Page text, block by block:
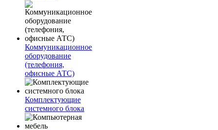
Коммуникационное
оборудование
(телефония,
офисные АТС)
Комплектующие
системного блока